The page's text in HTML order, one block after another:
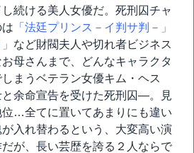
続ける美人女優だ。死刑囚チャ
「法廷プリンス－イ判サ判－」
など財閥夫人や切れ者ビジネス
母さんまで、どんなキャラクタ
まうベテラン女優キム・ヘス
と余命宣告を受けた死刑囚―。見
…全てに置いてあまりにも違い
入れ替わるという、大変高い演
が、長い芸歴を誇る２人ならで